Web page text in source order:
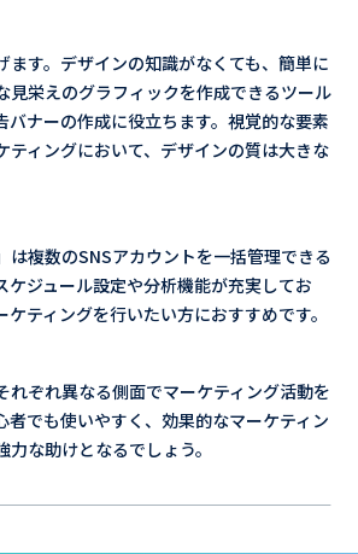
ます。デザインの知識がなくても、簡単に
見栄えのグラフィックを作成できるツール
バナーの作成に役立ちます。視覚的な要素
ティングにおいて、デザインの質は大きな
複数のSNSアカウントを一括管理できる
ケジュール設定や分析機能が充実してお
ケティングを行いたい方におすすめです。
れぞれ異なる側面でマーケティング活動を
者でも使いやすく、効果的なマーケティン
な助けとなるでしょう。